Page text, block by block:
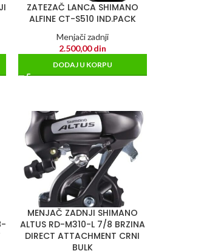
ZATEZAČ LANCA SHIMANO
ALFINE CT-S510 IND.PACK
Menjači zadnji
2.500,00din
DODAJ U KORPU
MENJAČ ZADNJI SHIMANO
ALTUS RD-M310-L 7/8 BRZINA
DIRECT ATTACHMENT CRNI
BULK